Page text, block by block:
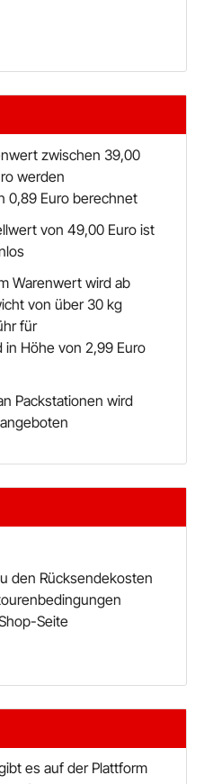
zwischen 39,00
werden
0,89 Euro berechnet
von 49,00 Euro ist
Warenwert wird ab
von über 30 kg
für
Höhe von 2,99 Euro
Packstationen wird
den Rücksendekosten
Seite
es auf der Plattform